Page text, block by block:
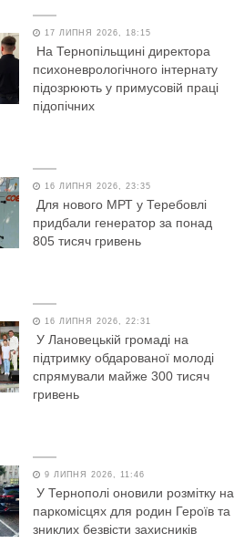
17 ЛИПНЯ 2026, 18:15
На Тернопільщині директора
психоневрологічного інтернату
підозрюють у примусовій праці
підопічних
16 ЛИПНЯ 2026, 23:35
Для нового МРТ у Теребовлі
придбали генератор за понад
805 тисяч гривень
16 ЛИПНЯ 2026, 22:31
У Лановецькій громаді на
підтримку обдарованої молоді
спрямували майже 300 тисяч
гривень
9 ЛИПНЯ 2026, 11:46
У Тернополі оновили розмітку на
паркомісцях для родин Героїв та
зниклих безвісти захисників